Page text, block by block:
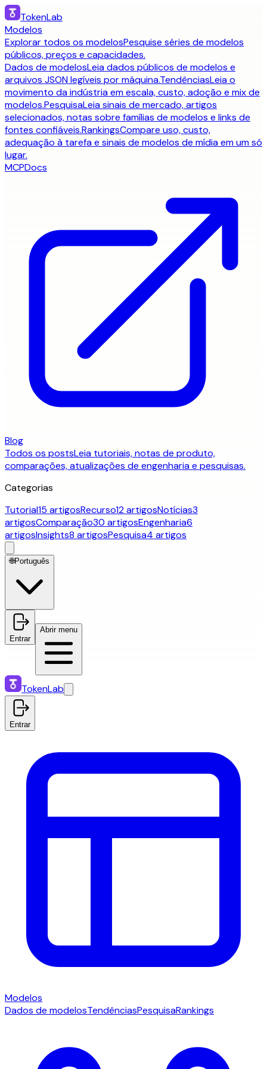
TokenLab
Modelos
Explorar todos os modelosPesquise séries de modelos
públicos, preços e capacidades.
Dados de modelosLeia dados públicos de modelos e
arquivos JSON legíveis por máquina.TendênciasLeia o
movimento da indústria em escala, custo, adoção e mix de
modelos.PesquisaLeia sinais de mercado, artigos
selecionados, notas sobre famílias de modelos e links de
fontes confiáveis.RankingsCompare uso, custo,
adequação à tarefa e sinais de modelos de mídia em um só
lugar.
MCPDocs
Blog
Todos os postsLeia tutoriais, notas de produto,
comparações, atualizações de engenharia e pesquisas.
Categorias
Tutorial15 artigosRecurso12 artigosNotícias3
artigosComparação30 artigosEngenharia6
artigosInsights8 artigosPesquisa4 artigos
🌐Português
Entrar
Abrir menu
TokenLab
Entrar
Modelos
Dados de modelosTendênciasPesquisaRankings